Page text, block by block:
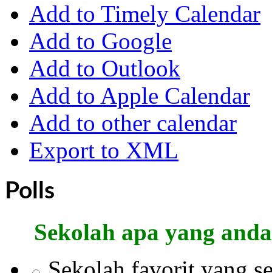
Add to Timely Calendar
Add to Google
Add to Outlook
Add to Apple Calendar
Add to other calendar
Export to XML
Polls
Sekolah apa yang